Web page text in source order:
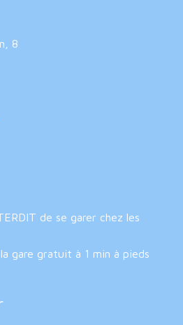
8
de se garer chez les
gare gratuit à 1 min à pieds